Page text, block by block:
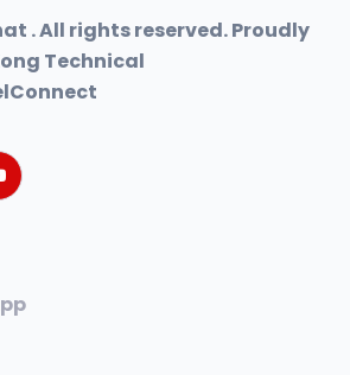
. All rights reserved. Proudly
Technical